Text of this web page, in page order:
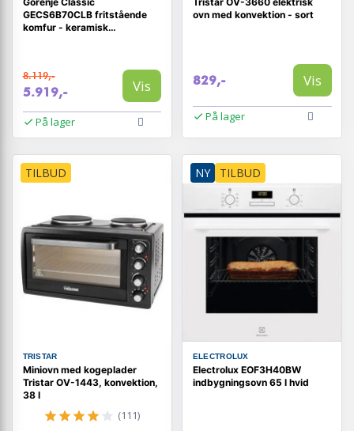
GECS6B70CLB fritstående
komfur - keramisk
8.119,-
5.919,- Vis
På lager
ovn med konvektion - sort
829,- Vis
På lager
TILBUD
TRISTAR
Miniovn med kogeplader
Tristar OV-1443, konvektion,
38 l
(111)
NY TILBUD
ELECTROLUX
Electrolux EOF3H40BW
indbygningsovn 65 l hvid